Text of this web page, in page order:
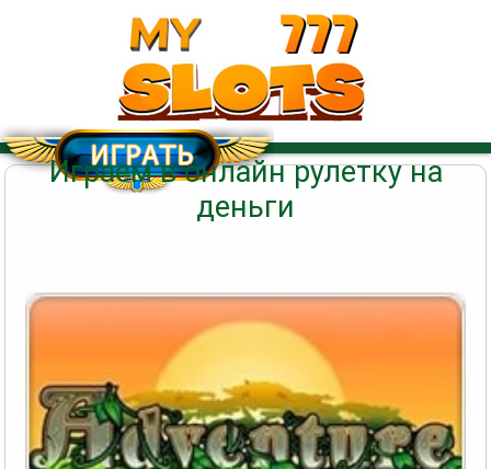
Играем в онлайн рулетку на
деньги